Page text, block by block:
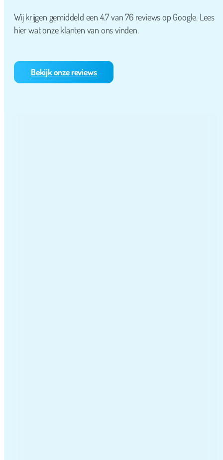
Wij krijgen gemiddeld een 4.7 van 76 reviews op Google. Lees
hier wat onze klanten van ons vinden.
Bekijk onze reviews